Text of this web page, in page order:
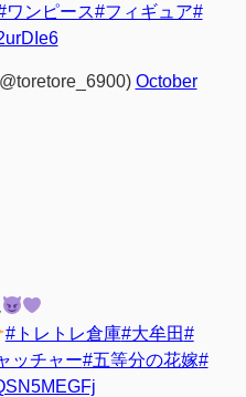
ワンピース#フィギュア#
October
#トレトレ倉庫#大牟田#
ッチャー#五等分の花嫁#